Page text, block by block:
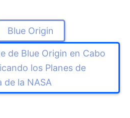
Blue Origin
de Blue Origin en Cabo
los Planes de
de la NASA